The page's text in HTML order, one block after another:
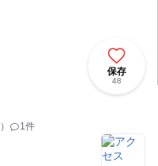
） 1件
保存
48